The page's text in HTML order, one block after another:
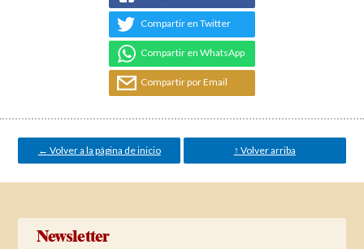
Compartir en Twitter
Compartir en WhatsApp
Compartir por Email
← Volver a la página de inicio ↑ Volver arriba
Newsletter